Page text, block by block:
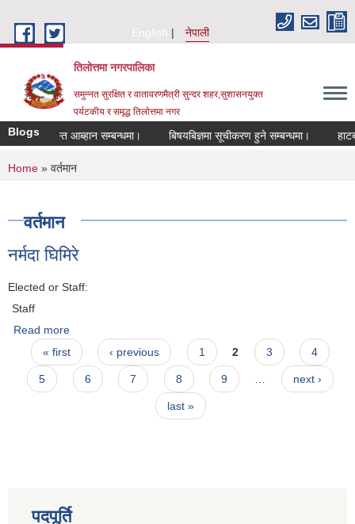
English
नेपाली
तिलोत्तमा नगरपालिका
समुन्नत सुरक्षित र वातावरणमैत्री सुन्दर शहर,सुशासनयुक्त
पर्यटकीय र समृद्ध तिलाेत्तमा नगर
Blogs
दरखास्त आब्हान सम्बन्धमा। बिषयबिज्ञमा सूचीकरण हुने सम्बन्धमा। हाटबजार
You are here
Home » वर्तमान
वर्तमान
नर्मदा घिमिरे
Elected or Staff:
Staff
Read more
Pages
« first ‹ previous 1 2 3 4
5 6 7 8 9 … next ›
last »
पदपूर्ति